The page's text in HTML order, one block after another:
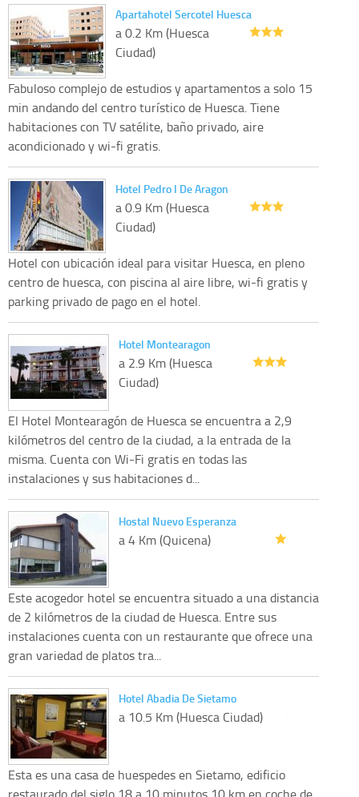
Apartahotel Sercotel Huesca
a 0.2 Km (Huesca
Ciudad)
Fabuloso complejo de estudios y apartamentos a solo 15
min andando del centro turístico de Huesca. Tiene
habitaciones con TV satélite, baño privado, aire
acondicionado y wi-fi gratis.
Hotel Pedro I De Aragon
a 0.9 Km (Huesca
Ciudad)
Hotel con ubicación ideal para visitar Huesca, en pleno
centro de huesca, con piscina al aire libre, wi-fi gratis y
parking privado de pago en el hotel.
Hotel Montearagon
a 2.9 Km (Huesca
Ciudad)
El Hotel Montearagón de Huesca se encuentra a 2,9
kilómetros del centro de la ciudad, a la entrada de la
misma. Cuenta con Wi-Fi gratis en todas las
instalaciones y sus habitaciones d...
Hostal Nuevo Esperanza
a 4 Km (Quicena)
Este acogedor hotel se encuentra situado a una distancia
de 2 kilómetros de la ciudad de Huesca. Entre sus
instalaciones cuenta con un restaurante que ofrece una
gran variedad de platos tra...
Hotel Abadia De Sietamo
a 10.5 Km (Huesca Ciudad)
Esta es una casa de huespedes en Sietamo, edificio